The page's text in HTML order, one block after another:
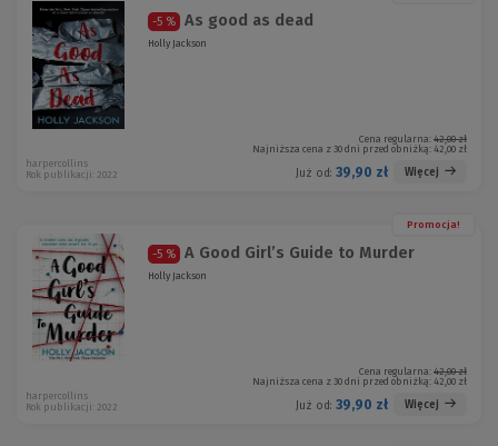
-5 % As good as dead
Holly Jackson
Cena regularna: 42,00 zł
Najniższa cena z 30 dni przed obniżką: 42,00 zł
Już od: 39,90 zł Więcej
harpercollins
Rok publikacji: 2022
Promocja!
-5 % A Good Girl’s Guide to Murder
Holly Jackson
Cena regularna: 42,00 zł
Najniższa cena z 30 dni przed obniżką: 42,00 zł
Już od: 39,90 zł Więcej
harpercollins
Rok publikacji: 2022